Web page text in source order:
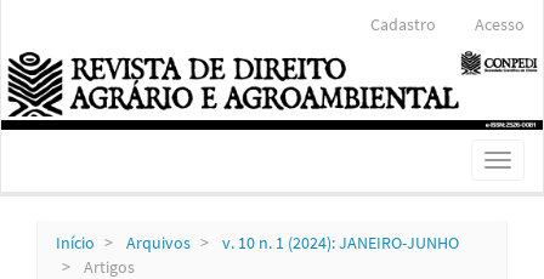
Conteúdo
principal
Barra
Lateral
Cadastro Acesso
Toggle
Início Arquivos
v. 10 n. 1 (2024): JANEIRO-JUNHO
Artigos